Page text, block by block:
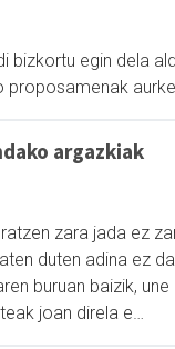
bizkortu egin dela
proposamenak
argazkiak
zara jada ez
duten adina ez
buruan baizik, une
joan direla e…